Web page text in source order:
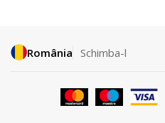
România Schimba-l